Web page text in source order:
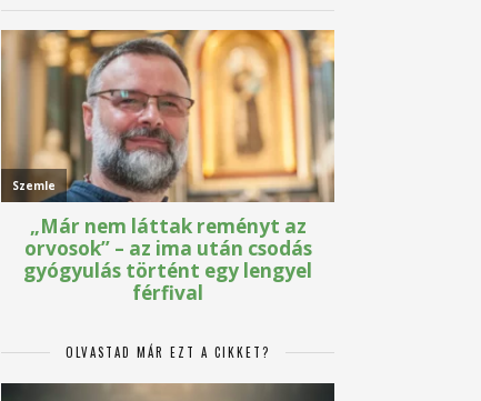
OLVASTAD MÁR EZT A CIKKET?